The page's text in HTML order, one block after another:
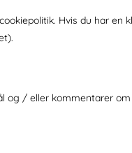
Hvis du har
/ eller kommentarer